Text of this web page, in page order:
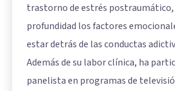
trastorno de estrés postraumático,
profundidad los factores
estar detrás de las conductas
Además de su labor clínica, ha
panelista en programas de